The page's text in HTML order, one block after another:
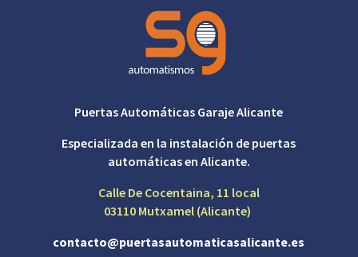
Puertas Automáticas Garaje Alicante
Especializada en la instalación de puertas
automáticas en Alicante.
Calle De Cocentaina, 11 local
03110 Mutxamel (Alicante)
contacto@puertasautomaticasalicante.es